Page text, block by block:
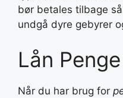
bør betales tilbage
undgå dyre gebyrer
Lån
Når du har brug for